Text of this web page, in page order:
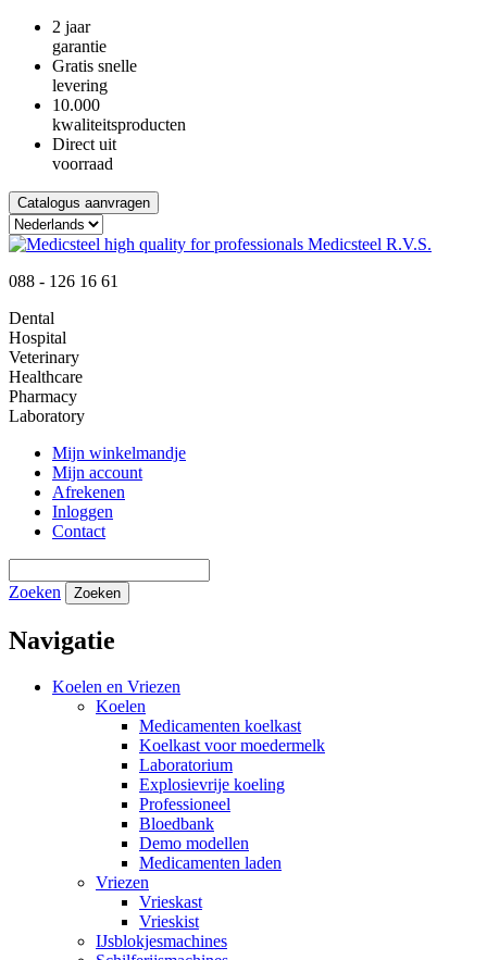
2 jaar
garantie
Gratis snelle
levering
10.000
kwaliteitsproducten
Direct uit
voorraad
Catalogus aanvragen
088 - 126 16 61
Dental
Hospital
Veterinary
Healthcare
Pharmacy
Laboratory
Mijn winkelmandje
Mijn account
Afrekenen
Inloggen
Contact
Zoeken Zoeken
Navigatie
Koelen en Vriezen
Koelen
Medicamenten koelkast
Koelkast voor moedermelk
Laboratorium
Explosievrije koeling
Professioneel
Bloedbank
Demo modellen
Medicamenten laden
Vriezen
Vrieskast
Vrieskist
IJsblokjesmachines